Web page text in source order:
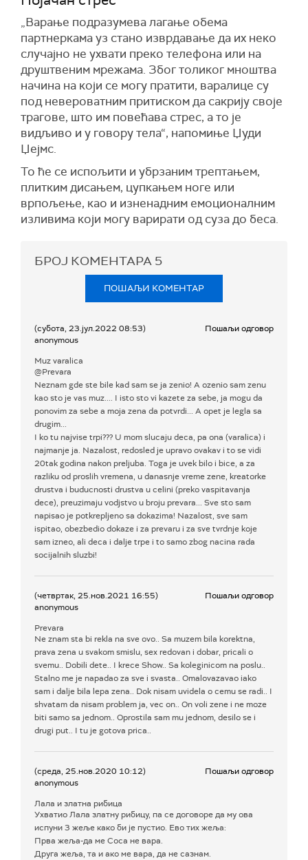
„Варање подразумева лагање обема
партнеркама уз стано изврдавање да их неко
случајно не ухвати преко телефона или на
друштвеним мрежама. Због толиког мноштва
начина на који се могу пратити, варалице су
под невероватним притиском да сакрију своје
трагове, што им повећава стрес, а то је
видљиво и у говору тела“, напомиње Џуди
Џејмс.
То ће се испољити и убрзаним трептањем,
плитким дисањем, цупкањем ноге или
врпољење, као и изненадним емоционалним
изливима који могу варирати од суза до беса.
БРОЈ КОМЕНТАРА 5
ПОШАЉИ КОМЕНТАР
(субота, 23.јул.2022 08:53)
anonymous
Пошаљи одговор
Muz varalica
@Prevara
Neznam gde ste bile kad sam se ja zenio! A ozenio sam zenu
kao sto je vas muz.... I isto sto vi kazete za sebe, ja mogu da
ponovim za sebe a moja zena da potvrdi... A opet je legla sa
drugim...
I ko tu najvise trpi??? U mom slucaju deca, pa ona (varalica) i
najmanje ja. Nazalost, redosled je upravo ovakav i to se vidi
20tak godina nakon preljuba. Toga je uvek bilo i bice, a za
razliku od proslih vremena, u danasnje vreme zene, kreatorke
drustva i buducnosti drustva u celini (preko vaspitavanja
dece), preuzimaju vodjstvo u broju prevara... Sve sto sam
napisao je potkrepljeno sa dokazima! Nazalost, sve sam
ispitao, obezbedio dokaze i za prevaru i za sve tvrdnje koje
sam izneo, ali deca i dalje trpe i to samo zbog nacina rada
socijalnih sluzbi!
(четвртак, 25.нов.2021 16:55)
anonymous
Пошаљи одговор
Prevara
Ne znam sta bi rekla na sve ovo.. Sa muzem bila korektna,
prava zena u svakom smislu, sex redovan i dobar, pricali o
svemu.. Dobili dete.. I krece Show.. Sa koleginicom na poslu..
Stalno me je napadao za sve i svasta.. Omalovazavao iako
sam i dalje bila lepa zena.. Dok nisam uvidela o cemu se radi.. I
shvatam da nisam problem ja, vec on.. On voli zene i ne moze
biti samo sa jednom.. Oprostila sam mu jednom, desilo se i
drugi put.. I tu je gotova prica..
(среда, 25.нов.2020 10:12)
anonymous
Пошаљи одговор
Лала и златна рибица
Ухватио Лала златну рибицу, па се договоре да му ова
испуни 3 жеље како би је пустио. Ево тих жеља:
Прва жеља-да ме Соса не вара.
Друга жеља, та и ако ме вара, да не сазнам.